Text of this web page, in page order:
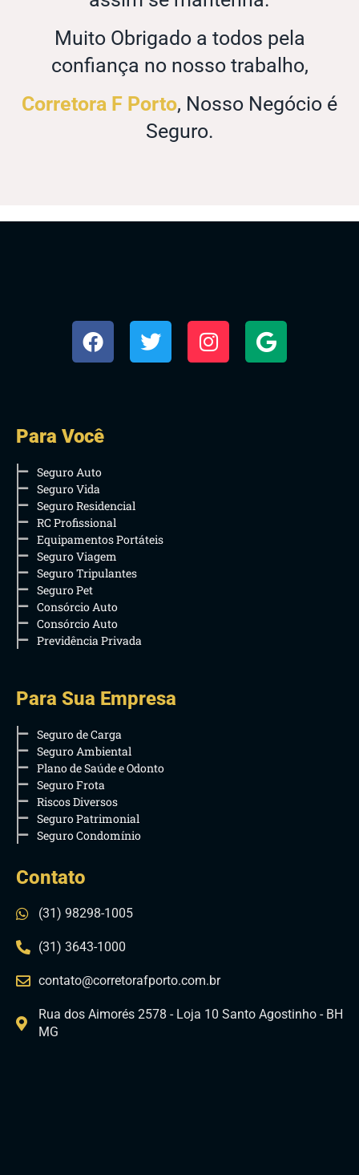
Muito Obrigado a todos pela
confiança no nosso trabalho,
Corretora F Porto, Nosso Negócio é
Seguro.
Para Você
Seguro Auto
Seguro Vida
Seguro Residencial
RC Profissional
Equipamentos Portáteis
Seguro Viagem
Seguro Tripulantes
Seguro Pet
Consórcio Auto
Consórcio Auto
Previdência Privada
Para Sua Empresa
Seguro de Carga
Seguro Ambiental
Plano de Saúde e Odonto
Seguro Frota
Riscos Diversos
Seguro Patrimonial
Seguro Condomínio
Contato
(31) 98298-1005
(31) 3643-1000
contato@corretorafporto.com.br
Rua dos Aimorés 2578 - Loja 10 Santo Agostinho - BH
MG